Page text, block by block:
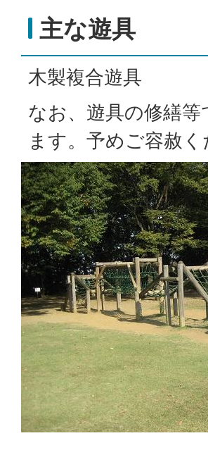
主な遊具
木製複合遊具
なお、遊具の修繕
ます。予めご容赦く